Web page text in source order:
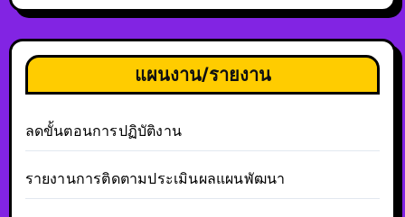
แผนงาน/รายงาน
ลดขั้นตอนการปฏิบัติงาน
รายงานการติดตามประเมินผลแผนพัฒนา